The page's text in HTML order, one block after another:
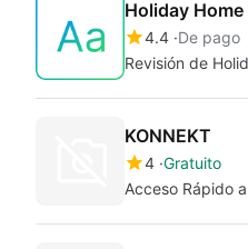
Holiday Home
4.4 De pago
Revisión de
KONNEKT
4 Gratuito
Acceso Rápido